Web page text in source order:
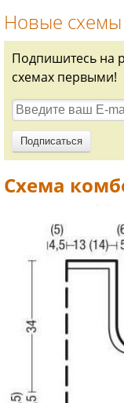
Новые схемы
Подпишитесь на
схемах первыми!
Схема